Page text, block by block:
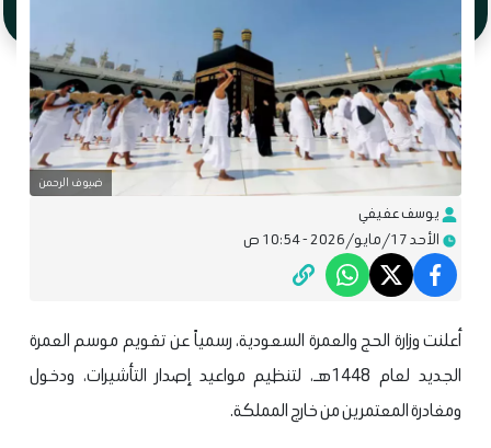
ضيوف الرحمن
يوسف عفيفي
الأحد 17/مايو/2026 - 10:54 ص
أعلنت وزارة الحج والعمرة السعودية، رسمياً عن تقويم موسم العمرة
الجديد لعام 1448هـ، لتنظيم مواعيد إصدار التأشيرات، ودخول
ومغادرة المعتمرين من خارج المملكة.